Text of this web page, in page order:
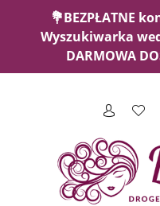
💐BEZPŁATNE
Wyszukiwarka
DARMOWA